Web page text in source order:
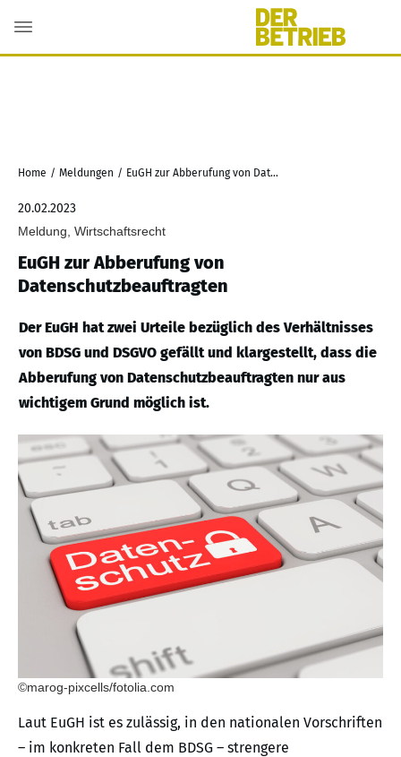
Home / Meldungen / EuGH zur Abberufung von Datenschutzbeauftragten
20.02.2023
Meldung, Wirtschaftsrecht
EuGH zur Abberufung von
Datenschutzbeauftragten
Der EuGH hat zwei Urteile bezüglich des Verhältnisses
von BDSG und DSGVO gefällt und klargestellt, dass die
Abberufung von Datenschutzbeauftragten nur aus
wichtigem Grund möglich ist.
©marog-pixcells/fotolia.com
Laut EuGH ist es zulässig, in den nationalen Vorschriften
– im konkreten Fall dem BDSG – strengere